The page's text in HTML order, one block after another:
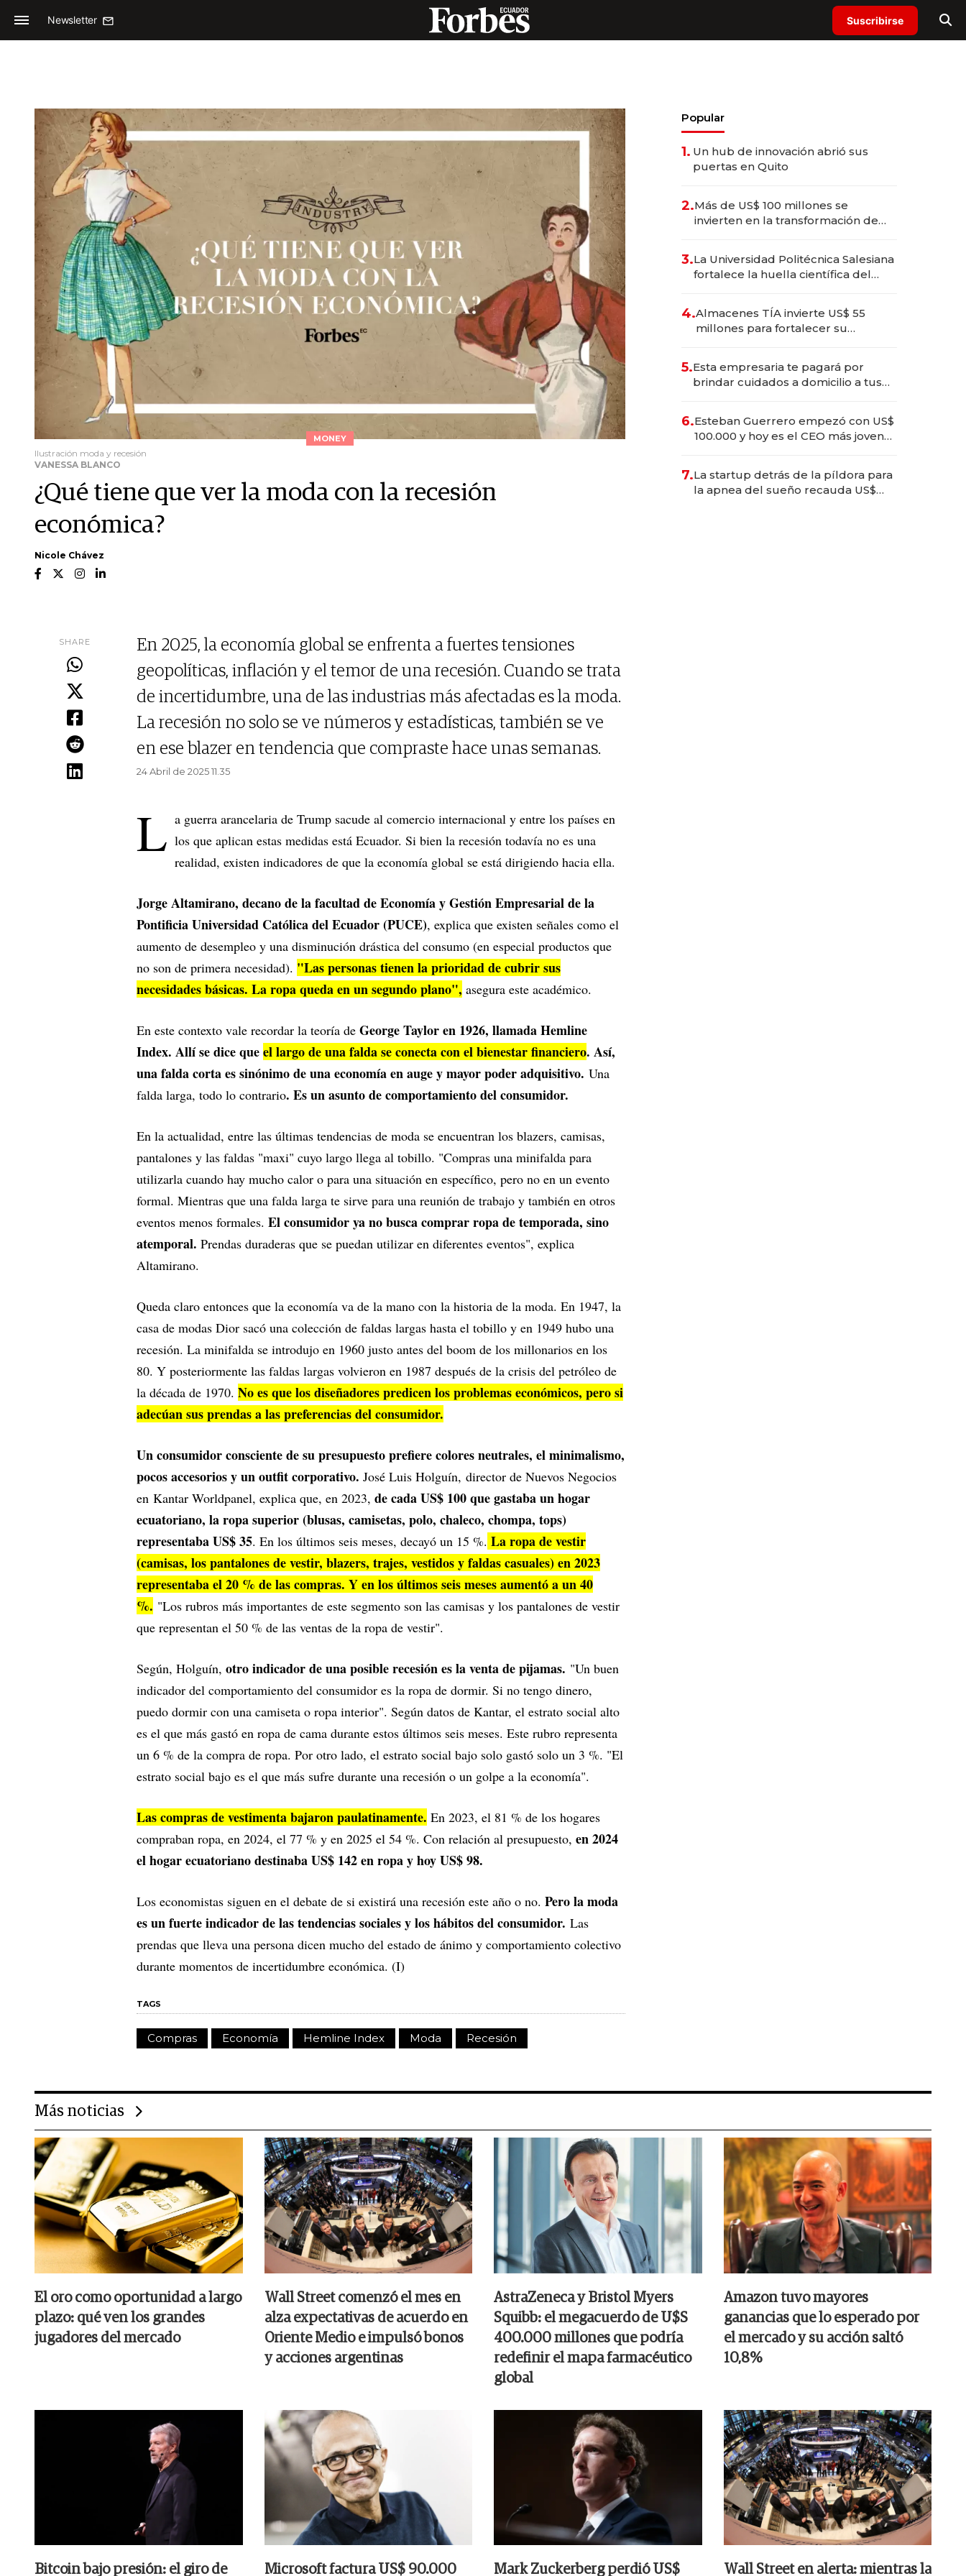
Newsletter Suscribirse
MONEY
Ilustración moda y recesión
VANESSA BLANCO
¿Qué tiene que ver la moda con la recesión
económica?
Nicole Chávez
SHARE
En 2025, la economía global se enfrenta a fuertes tensiones
geopolíticas, inflación y el temor de una recesión. Cuando se trata
de incertidumbre, una de las industrias más afectadas es la moda.
La recesión no solo se ve números y estadísticas, también se ve
en ese blazer en tendencia que compraste hace unas semanas.
24 Abril de 2025 11.35
L a guerra arancelaria de Trump sacude al comercio internacional y entre los países en
los que aplican estas medidas está Ecuador. Si bien la recesión todavía no es una
realidad, existen indicadores de que la economía global se está dirigiendo hacia ella.
Jorge Altamirano, decano de la facultad de Economía y Gestión Empresarial de la
Pontificia Universidad Católica del Ecuador (PUCE), explica que existen señales como el
aumento de desempleo y una disminución drástica del consumo (en especial productos que
no son de primera necesidad). "Las personas tienen la prioridad de cubrir sus
necesidades básicas. La ropa queda en un segundo plano", asegura este académico.
En este contexto vale recordar la teoría de George Taylor en 1926, llamada Hemline
Index. Allí se dice queel largo de una falda se conecta con el bienestar financiero. Así,
una falda corta es sinónimo de una economía en auge y mayor poder adquisitivo. Una
falda larga, todo lo contrario. Es un asunto de comportamiento del consumidor.
En la actualidad, entre las últimas tendencias de moda se encuentran los blazers, camisas,
pantalones y las faldas "maxi" cuyo largo llega al tobillo. "Compras una minifalda para
utilizarla cuando hay mucho calor o para una situación en específico, pero no en un evento
formal. Mientras que una falda larga te sirve para una reunión de trabajo y también en otros
eventos menos formales. El consumidor ya no busca comprar ropa de temporada, sino
atemporal. Prendas duraderas que se puedan utilizar en diferentes eventos", explica
Altamirano.
Queda claro entonces que la economía va de la mano con la historia de la moda. En 1947, la
casa de modas Dior sacó una colección de faldas largas hasta el tobillo y en 1949 hubo una
recesión. La minifalda se introdujo en 1960 justo antes del boom de los millonarios en los
80. Y posteriormente las faldas largas volvieron en 1987 después de la crisis del petróleo de
la década de 1970. No es que los diseñadores predicen los problemas económicos, pero si
adecúan sus prendas a las preferencias del consumidor.
Un consumidor consciente de su presupuesto prefiere colores neutrales, el minimalismo,
pocos accesorios y un outfit corporativo. José Luis Holguín, director de Nuevos Negocios
en Kantar Worldpanel, explica que, en 2023, de cada US$ 100 que gastaba un hogar
ecuatoriano, la ropa superior (blusas, camisetas, polo, chaleco, chompa, tops)
representaba US$ 35. En los últimos seis meses, decayó un 15 %. La ropa de vestir
(camisas, los pantalones de vestir, blazers, trajes, vestidos y faldas casuales) en 2023
representaba el 20 % de las compras. Y en los últimos seis meses aumentó a un 40
%. "Los rubros más importantes de este segmento son las camisas y los pantalones de vestir
que representan el 50 % de las ventas de la ropa de vestir".
Según, Holguín, otro indicador de una posible recesión es la venta de pijamas. "Un buen
indicador del comportamiento del consumidor es la ropa de dormir. Si no tengo dinero,
puedo dormir con una camiseta o ropa interior". Según datos de Kantar, el estrato social alto
es el que más gastó en ropa de cama durante estos últimos seis meses. Este rubro representa
un 6 % de la compra de ropa. Por otro lado, el estrato social bajo solo gastó solo un 3 %. "El
estrato social bajo es el que más sufre durante una recesión o un golpe a la economía".
Las compras de vestimenta bajaron paulatinamente. En 2023, el 81 % de los hogares
compraban ropa, en 2024, el 77 % y en 2025 el 54 %. Con relación al presupuesto, en 2024
el hogar ecuatoriano destinaba US$ 142 en ropa y hoy US$ 98.
Los economistas siguen en el debate de si existirá una recesión este año o no. Pero la moda
es un fuerte indicador de las tendencias sociales y los hábitos del consumidor. Las
prendas que lleva una persona dicen mucho del estado de ánimo y comportamiento colectivo
durante momentos de incertidumbre económica. (I)
TAGS
Compras Economía Hemline Index Moda Recesión
Popular
1. Un hub de innovación abrió sus
puertas en Quito
2.Más de US$ 100 millones se
invierten en la transformación de
3.La Universidad Politécnica Salesiana
fortalece la huella científica del
4.Almacenes TÍA invierte US$ 55
millones para fortalecer su
5.Esta empresaria te pagará por
brindar cuidados a domicilio a tus
6.Esteban Guerrero empezó con US$
100.000 y hoy es el CEO más joven
7.La startup detrás de la píldora para
la apnea del sueño recauda US$
Más noticias
El oro como oportunidad a largo
plazo: qué ven los grandes
jugadores del mercado
Wall Street comenzó el mes en
alza expectativas de acuerdo en
Oriente Medio e impulsó bonos
y acciones argentinas
AstraZeneca y Bristol Myers
Squibb: el megacuerdo de U$S
400.000 millones que podría
redefinir el mapa farmacéutico
global
Amazon tuvo mayores
ganancias que lo esperado por
el mercado y su acción saltó
10,8%
Bitcoin bajo presión: el giro de Microsoft factura US$ 90.000 Mark Zuckerberg perdió US$ Wall Street en alerta: mientras la